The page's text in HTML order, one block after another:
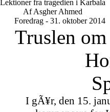
Lektioner fra tragedien i Karbala
Af Asgher Ahmed
Foredrag - 31. oktober 2014
Truslen
I gÃ¥r, den 15.